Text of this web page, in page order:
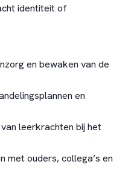
identiteit of
en bewaken van de
en
leerkrachten bij het
met ouders, collega’s en